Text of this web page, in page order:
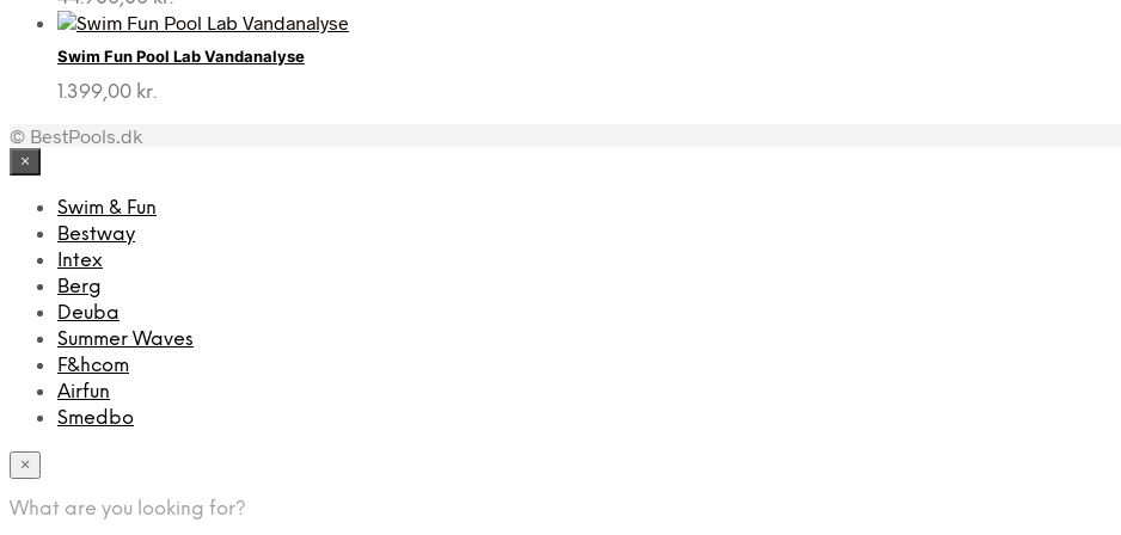
Swim Fun Pool Lab Vandanalyse
1.399,00 kr.
© BestPools.dk
×
Swim & Fun
Bestway
Intex
Berg
Deuba
Summer Waves
F&hcom
Airfun
Smedbo
×
What are you looking for?